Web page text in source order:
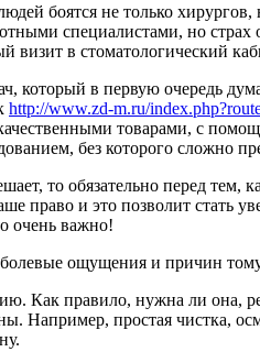
боятся не только
специалистами, но страх
визит в стоматологический
который в первую очередь
http://www.zd-m.ru/
товарами, с
без которого сложно
то обязательно перед тем,
право и это позволит стать
очень важно!
ощущения и причин
Как правило, нужна ли она,
Например, простая чистка,